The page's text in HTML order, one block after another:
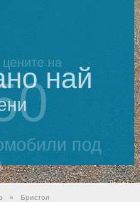
на
под
най
» Бристол